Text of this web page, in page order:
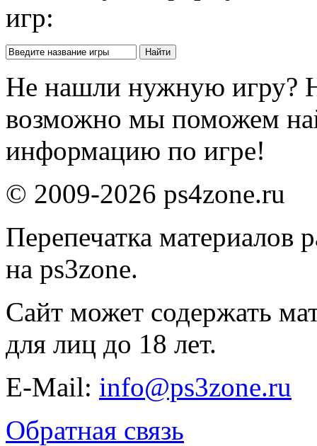
игр:
Не нашли нужную игру?
возможно мы поможем
информацию по игре!
© 2009-2026 ps4zone.ru
Перепечатка материалов
на ps3zone.
Сайт может содержать
для лиц до 18 лет.
E-Mail: info@ps3zone.ru
Обратная связь